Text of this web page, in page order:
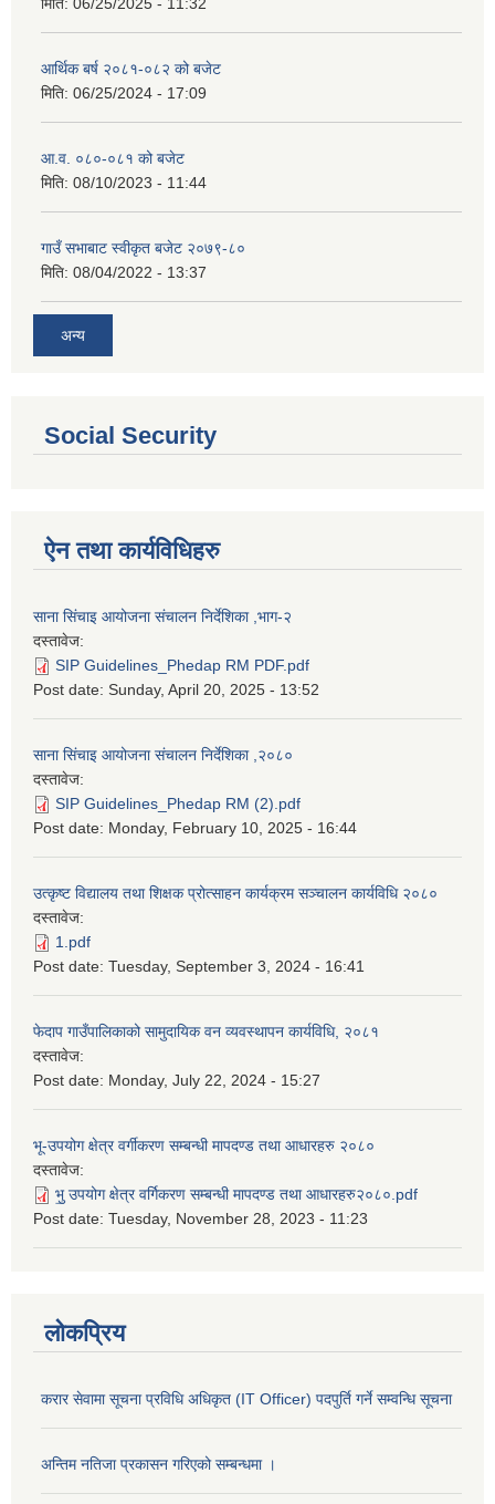
मिति: 06/25/2025 - 11:32
आर्थिक बर्ष २०८१-०८२ को बजेट
मिति: 06/25/2024 - 17:09
आ.व. ०८०-०८१ को बजेट
मिति: 08/10/2023 - 11:44
गाउँ सभाबाट स्वीकृत बजेट २०७९-८०
मिति: 08/04/2022 - 13:37
अन्य
Social Security
ऐन तथा कार्यविधिहरु
साना सिंचाइ आयोजना संचालन निर्देशिका ,भाग-२
दस्तावेज:
SIP Guidelines_Phedap RM PDF.pdf
Post date: Sunday, April 20, 2025 - 13:52
साना सिंचाइ आयोजना संचालन निर्देशिका ,२०८०
दस्तावेज:
SIP Guidelines_Phedap RM (2).pdf
Post date: Monday, February 10, 2025 - 16:44
उत्कृष्ट विद्यालय तथा शिक्षक प्रोत्साहन कार्यक्रम सञ्चालन कार्यविधि २०८०
दस्तावेज:
1.pdf
Post date: Tuesday, September 3, 2024 - 16:41
फेदाप गाउँपालिकाको सामुदायिक वन व्यवस्थापन कार्यविधि, २०८१
दस्तावेज:
Post date: Monday, July 22, 2024 - 15:27
भू-उपयोग क्षेत्र वर्गीकरण सम्बन्धी मापदण्ड तथा आधारहरु २०८०
दस्तावेज:
भु॒ उपयोग क्षेत्र वर्गिकरण सम्बन्धी मापदण्ड तथा आधारहरु२०८०.pdf
Post date: Tuesday, November 28, 2023 - 11:23
लोकप्रिय
करार सेवामा सूचना प्रविधि अधिकृत (IT Officer) पदपुर्ति गर्ने सम्वन्धि सूचना
अन्तिम नतिजा प्रकासन गरिएको सम्बन्धमा ।